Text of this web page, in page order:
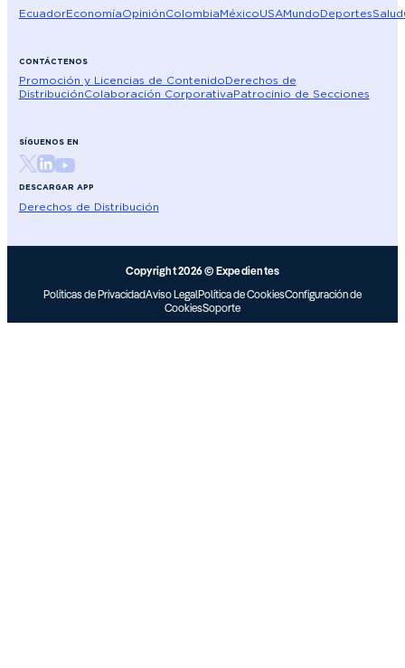
EcuadorEconomíaOpiniónColombiaMéxicoUSAMundoDeportesSalud
CONTÁCTENOS
Promoción y Licencias de ContenidoDerechos de
DistribuciónColaboración CorporativaPatrocinio de Secciones
SÍGUENOS EN
DESCARGAR APP
Derechos de Distribución
Copyright 2026 © Expedientes
Políticas de PrivacidadAviso LegalPolítica de CookiesConfiguración de
CookiesSoporte